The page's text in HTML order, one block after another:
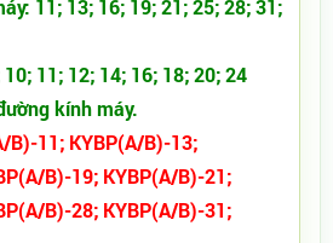
11; 13; 16; 19; 21; 25; 28; 31;
11; 12; 14; 16; 18; 20; 24
kính máy.
B)-11; KYBP(A/B)-13;
B)-19; KYBP(A/B)-21;
B)-28; KYBP(A/B)-31;